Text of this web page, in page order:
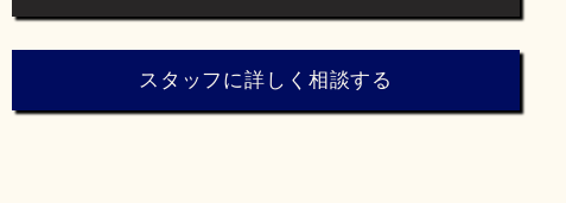
スタッフに詳しく相談する